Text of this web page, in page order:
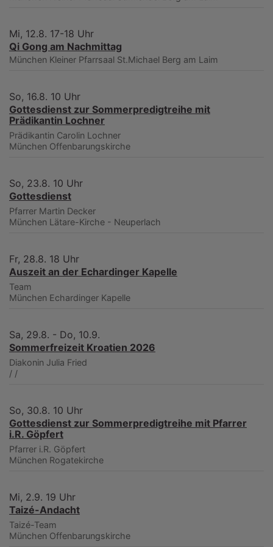
Mi, 12.8. 17-18 Uhr
Qi Gong am Nachmittag
München Kleiner Pfarrsaal St.Michael Berg am Laim
So, 16.8. 10 Uhr
Gottesdienst zur Sommerpredigtreihe mit
Prädikantin Lochner
Prädikantin Carolin Lochner
München Offenbarungskirche
So, 23.8. 10 Uhr
Gottesdienst
Pfarrer Martin Decker
München Lätare-Kirche - Neuperlach
Fr, 28.8. 18 Uhr
Auszeit an der Echardinger Kapelle
Team
München Echardinger Kapelle
Sa, 29.8. - Do, 10.9.
Sommerfreizeit Kroatien 2026
Diakonin Julia Fried
/ /
So, 30.8. 10 Uhr
Gottesdienst zur Sommerpredigtreihe mit Pfarrer
i.R. Göpfert
Pfarrer i.R. Göpfert
München Rogatekirche
Mi, 2.9. 19 Uhr
Taizé-Andacht
Taizé-Team
München Offenbarungskirche